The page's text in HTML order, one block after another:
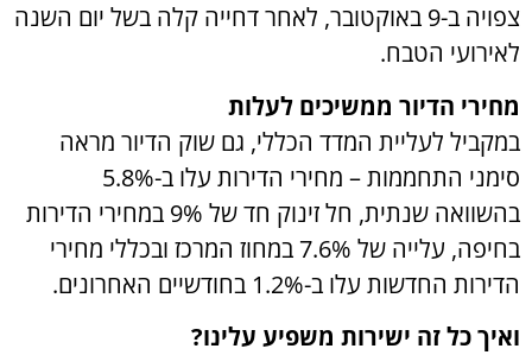
צפויה ב-9 באוקטובר, לאחר דחייה קלה בשל יום השנה
לאירועי הטבח.
מחירי הדיור ממשיכים לעלות
במקביל לעליית המדד הכללי, גם שוק הדיור מראה
סימני התחממות – מחירי הדירות עלו ב-5.8%
בהשוואה שנתית, חל זינוק חד של 9% במחירי הדירות
בחיפה, עלייה של 7.6% במחוז המרכז ובכללי מחירי
הדירות החדשות עלו ב-1.2% בחודשיים האחרונים.
ואיך כל זה ישירות משפיע עלינו?